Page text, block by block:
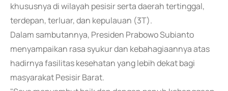
khususnya di wilayah pesisir serta daerah tertinggal,
terdepan, terluar, dan kepulauan (3T).
Dalam sambutannya, Presiden Prabowo Subianto
menyampaikan rasa syukur dan kebahagiaannya atas
hadirnya fasilitas kesehatan yang lebih dekat bagi
masyarakat Pesisir Barat.